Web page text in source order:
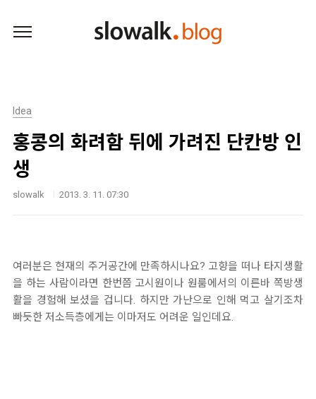
Idea
홍콩의 화려함 뒤에 가려진 단칸방 인
생
slowalk 2013. 3. 11. 07:30
여러분은 현재의 주거공간에 만족하시나요? 고향을 떠나 타지생활
을 하는 사람이라면 한번쯤 고시원이나 원룸에서의 이른바 쪽방생
활을 경험해 보셨을 겁니다. 하지만 가난으로 인해 먹고 살기조차
빠듯한 저소득층에게는 이마저도 어려운 일인데요.